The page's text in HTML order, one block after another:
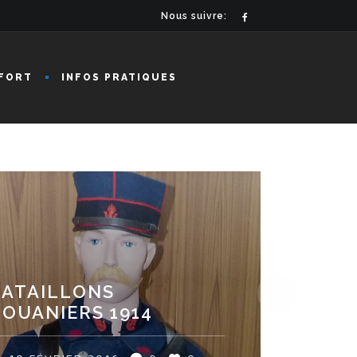
Nous suivre:
INFOS PRATIQUES
1914